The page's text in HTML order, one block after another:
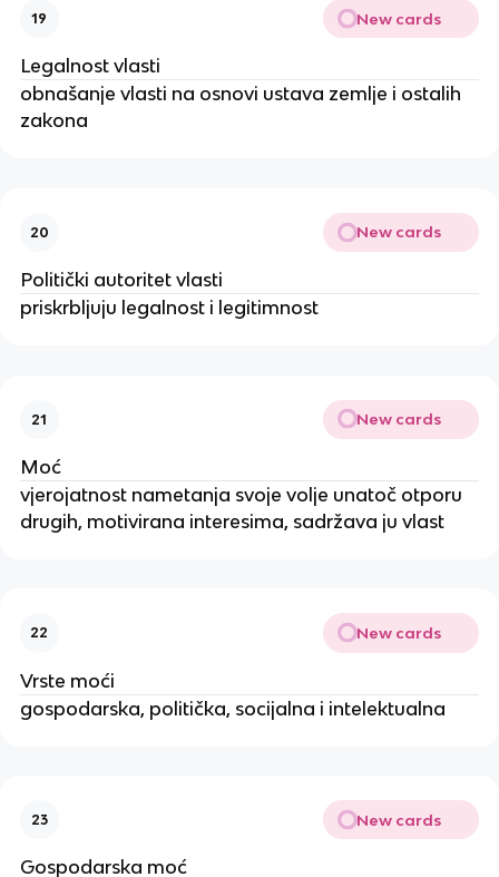
19 New cards
Legalnost vlasti
obnašanje vlasti na osnovi ustava zemlje i ostalih
zakona
20 New cards
Politički autoritet vlasti
priskrbljuju legalnost i legitimnost
21 New cards
Moć
vjerojatnost nametanja svoje volje unatoč otporu
drugih, motivirana interesima, sadržava ju vlast
22 New cards
Vrste moći
gospodarska, politička, socijalna i intelektualna
23 New cards
Gospodarska moć